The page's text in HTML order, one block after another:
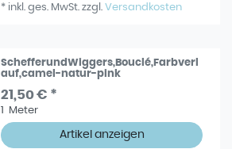
* inkl. ges. MwSt. zzgl.Versandkosten
SchefferundWiggers,Bouclé,Farbverl
auf,camel-natur-pink
21,50 € *
1 Meter
Artikel anzeigen